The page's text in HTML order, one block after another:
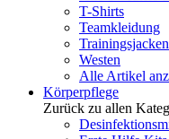
T-Shirts
Teamkleidung
Trainingsjacken
Westen
Alle Artikel
Körperpflege
Zurück zu allen